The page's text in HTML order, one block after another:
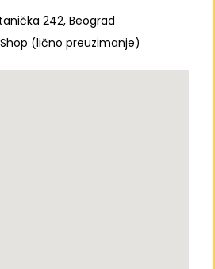
242, Beograd
(lično preuzimanje)